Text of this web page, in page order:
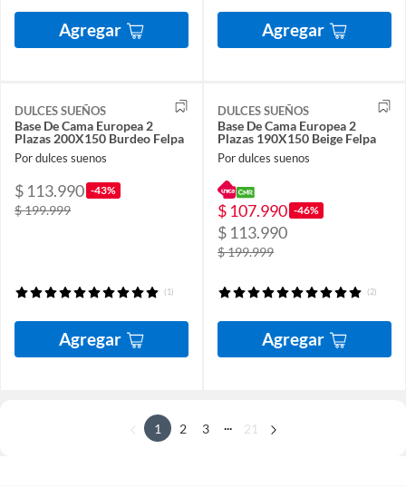
Agregar Agregar
DULCES SUEÑOS
Base De Cama Europea 2
Plazas 200X150 Burdeo Felpa
Por dulces suenos
$ 113.990 -43%
$ 199.999
(1)
Agregar
DULCES SUEÑOS
Base De Cama Europea 2
Plazas 190X150 Beige Felpa
Por dulces suenos
$ 107.990 -46%
$ 113.990
$ 199.999
(2)
Agregar
1 2 3 ... 21